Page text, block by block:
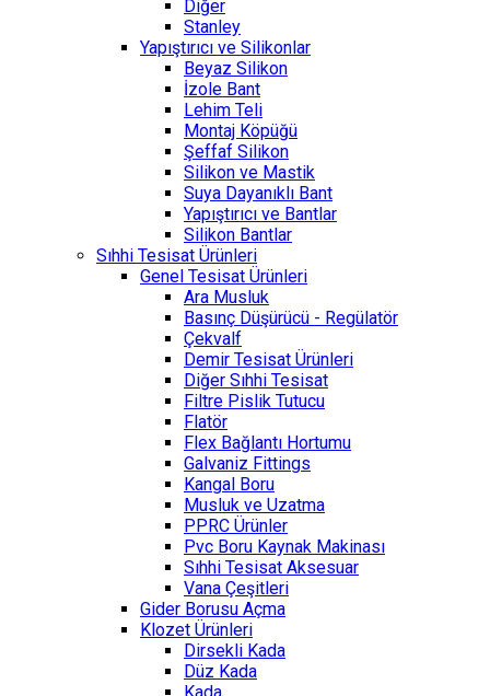
Diğer
Stanley
Yapıştırıcı ve Silikonlar
Beyaz Silikon
İzole Bant
Lehim Teli
Montaj Köpüğü
Şeffaf Silikon
Silikon ve Mastik
Suya Dayanıklı Bant
Yapıştırıcı ve Bantlar
Silikon Bantlar
Sıhhi Tesisat Ürünleri
Genel Tesisat Ürünleri
Ara Musluk
Basınç Düşürücü - Regülatör
Çekvalf
Demir Tesisat Ürünleri
Diğer Sıhhi Tesisat
Filtre Pislik Tutucu
Flatör
Flex Bağlantı Hortumu
Galvaniz Fittings
Kangal Boru
Musluk ve Uzatma
PPRC Ürünler
Pvc Boru Kaynak Makinası
Sıhhi Tesisat Aksesuar
Vana Çeşitleri
Gider Borusu Açma
Klozet Ürünleri
Dirsekli Kada
Düz Kada